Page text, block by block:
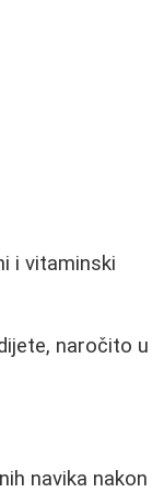
i vitaminski
naročito u
navika nakon